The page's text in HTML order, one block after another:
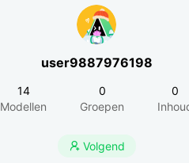
user9887976198
14
Modellen
0
Groepen
0
 Volgend